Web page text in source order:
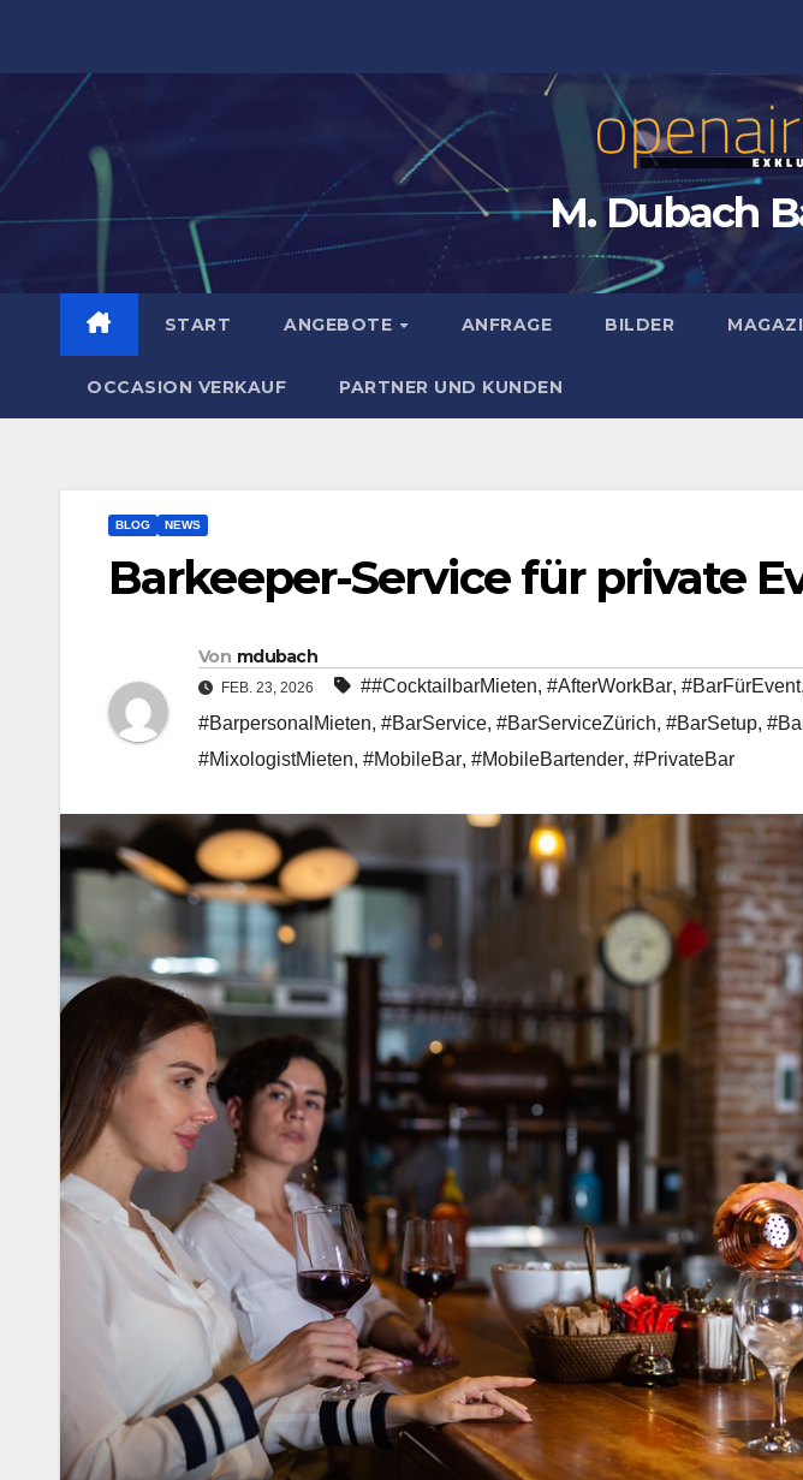
M. Dubach
START ANGEBOTE ANFRAGE BILDER
OCCASION VERKAUF PARTNER UND KUNDEN
BLOG NEWS
Barkeeper-Service für private
Von mdubach
FEB. 23, 2026 ##CocktailbarMieten, #AfterWorkBar, #BarFürEvent,
#BarpersonalMieten, #BarService, #BarServiceZürich, #BarSetup,
#MixologistMieten, #MobileBar, #MobileBartender, #PrivateBar